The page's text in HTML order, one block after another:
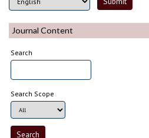
Journal Content
Search
Search Scope